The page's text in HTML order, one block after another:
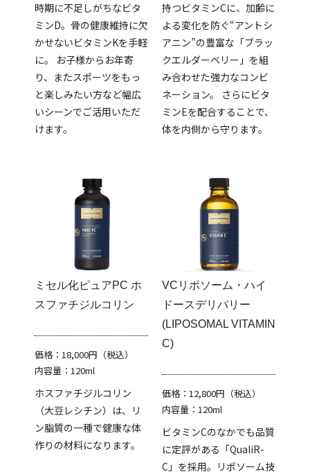
時期に不足しがちなビタ
ミンD。骨の健康維持に欠
かせないビタミンKを手軽
に。 お子様からお年寄
り、またスポーツをもっ
と楽しみたい方など幅広
いシーンでご活用いただ
けます。
持つビタミンCに、加齢に
よる変化を防ぐ“アントシ
アニン”の豊富な「ブラッ
クエルダーベリー」を組
み合わせた強力なコンビ
ネーション。 さらにビタ
ミンEを配合することで、
体を内側から守ります。
ミセル化ピュアPC ホ
スファチジルコリン
価格：18,000円（税込）
内容量：120ml
ホスファチジルコリン
（大豆レシチン）は、リ
ン脂質の一種で健康な体
作りの材料になります。
VCリポソーム・ハイ
ドースデリバリー
(LIPOSOMAL VITAMIN
C)
価格：12,800円（税込）
内容量：120ml
ビタミンCのなかでも品質
に定評がある「QualiR-
C」を採用。リポソーム技